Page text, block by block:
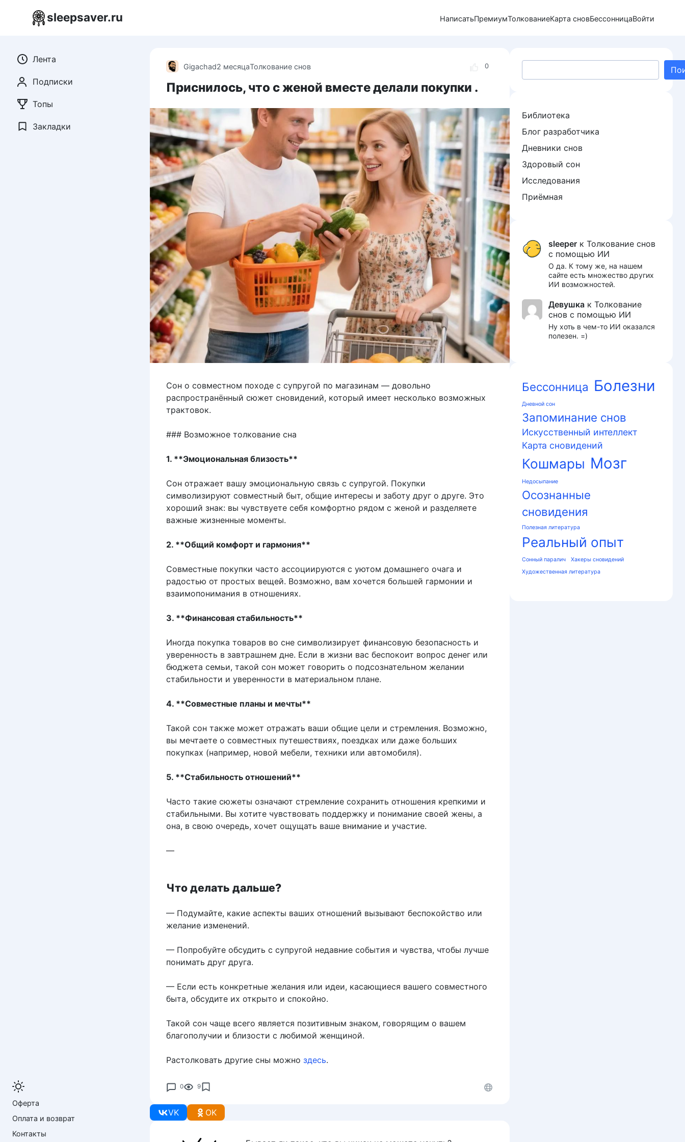
sleepsaver.ru НаписатьПремиумТолкованиеКарта сновБессонницаВойти
0
Gigachad2 месяцаТолкование снов
Приснилось, что с женой вместе делали покупки .
Сон о совместном походе с супругой по магазинам — довольно
распространённый сюжет сновидений, который имеет несколько возможных
трактовок.
### Возможное толкование сна
1. **Эмоциональная близость**
Сон отражает вашу эмоциональную связь с супругой. Покупки
символизируют совместный быт, общие интересы и заботу друг о друге. Это
хороший знак: вы чувствуете себя комфортно рядом с женой и разделяете
важные жизненные моменты.
2. **Общий комфорт и гармония**
Совместные покупки часто ассоциируются с уютом домашнего очага и
радостью от простых вещей. Возможно, вам хочется большей гармонии и
взаимопонимания в отношениях.
3. **Финансовая стабильность**
Иногда покупка товаров во сне символизирует финансовую безопасность и
уверенность в завтрашнем дне. Если в жизни вас беспокоит вопрос денег или
бюджета семьи, такой сон может говорить о подсознательном желании
стабильности и уверенности в материальном плане.
4. **Совместные планы и мечты**
Такой сон также может отражать ваши общие цели и стремления. Возможно,
вы мечтаете о совместных путешествиях, поездках или даже больших
покупках (например, новой мебели, техники или автомобиля).
5. **Стабильность отношений**
Часто такие сюжеты означают стремление сохранить отношения крепкими и
стабильными. Вы хотите чувствовать поддержку и понимание своей жены, а
она, в свою очередь, хочет ощущать ваше внимание и участие.
—
Что делать дальше?
— Подумайте, какие аспекты ваших отношений вызывают беспокойство или
желание изменений.
— Попробуйте обсудить с супругой недавние события и чувства, чтобы лучше
понимать друг друга.
— Если есть конкретные желания или идеи, касающиеся вашего совместного
быта, обсудите их открыто и спокойно.
Такой сон чаще всего является позитивным знаком, говорящим о вашем
благополучии и близости с любимой женщиной.
Растолковать другие сны можно здесь.
0 9
VK OK
Лента
Подписки
Топы
Закладки
Оферта
Оплата и возврат
Контакты
Библиотека
Блог разработчика
Дневники снов
Здоровый сон
Исследования
Приёмная
sleeper к Толкование снов
с помощью ИИ
О да. К тому же, на нашем
сайте есть множество других
ИИ возможностей.
Девушка к Толкование
снов с помощью ИИ
Ну хоть в чем-то ИИ оказался
полезен. =)
Бессонница Болезни
Дневной сон
Запоминание снов
Искусственный интеллект
Карта сновидений
Кошмары Мозг
Недосыпание
Осознанные
сновидения
Полезная литература
Реальный опыт
Сонный паралич
Хакеры сновидений
Художественная литература